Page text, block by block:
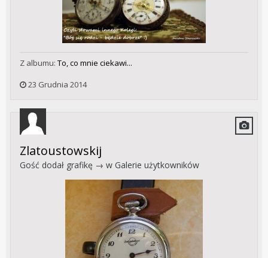
Z albumu: To, co mnie ciekawi...
23 Grudnia 2014
Zlatoustowskij
Gość dodał grafikę → w Galerie użytkowników